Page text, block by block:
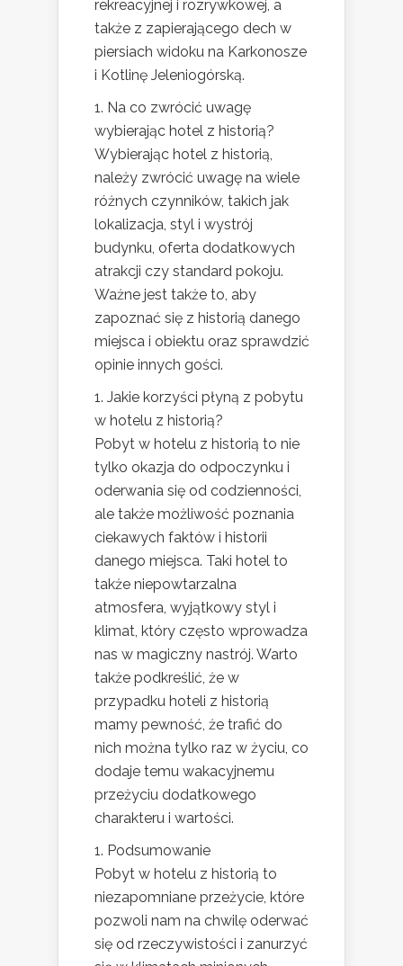
rekreacyjnej i rozrywkowej, a
także z zapierającego dech w
piersiach widoku na Karkonosze
i Kotlinę Jeleniogórską.
1. Na co zwrócić uwagę
wybierając hotel z historią?
Wybierając hotel z historią,
należy zwrócić uwagę na wiele
różnych czynników, takich jak
lokalizacja, styl i wystrój
budynku, oferta dodatkowych
atrakcji czy standard pokoju.
Ważne jest także to, aby
zapoznać się z historią danego
miejsca i obiektu oraz sprawdzić
opinie innych gości.
1. Jakie korzyści płyną z pobytu
w hotelu z historią?
Pobyt w hotelu z historią to nie
tylko okazja do odpoczynku i
oderwania się od codzienności,
ale także możliwość poznania
ciekawych faktów i historii
danego miejsca. Taki hotel to
także niepowtarzalna
atmosfera, wyjątkowy styl i
klimat, który często wprowadza
nas w magiczny nastrój. Warto
także podkreślić, że w
przypadku hoteli z historią
mamy pewność, że trafić do
nich można tylko raz w życiu, co
dodaje temu wakacyjnemu
przeżyciu dodatkowego
charakteru i wartości.
1. Podsumowanie
Pobyt w hotelu z historią to
niezapomniane przeżycie, które
pozwoli nam na chwilę oderwać
się od rzeczywistości i zanurzyć